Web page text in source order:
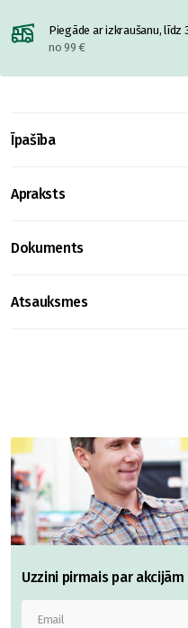
Piegāde ar izkraušanu, līdz
no 99 €
Īpašība
Apraksts
Dokuments
Atsauksmes
Uzzini pirmais par akcijām